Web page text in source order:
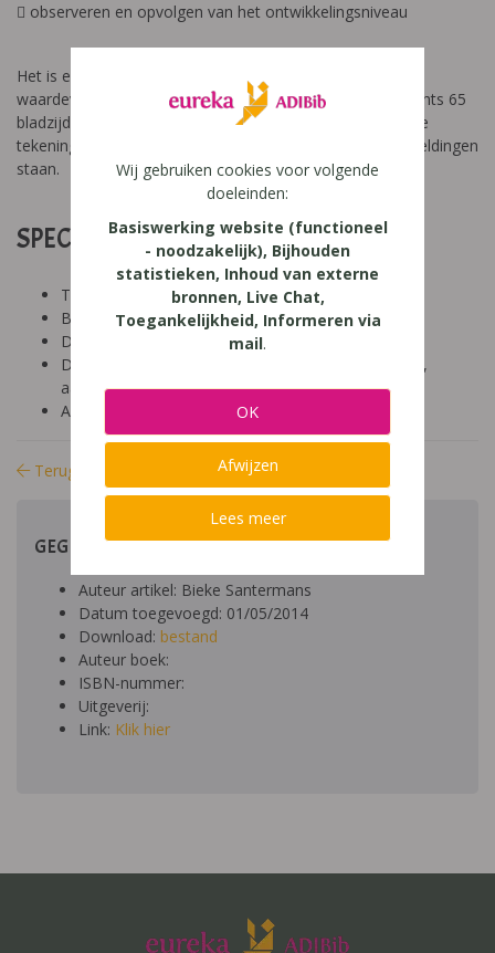
 observeren en opvolgen van het ontwikkelingsniveau
Het is een werk dat groeide uit de dagelijkse praktijk vol
waardevolle tips en heel wat achtergrondinformatie. Slechts 65
bladzijden makkelijk leesbare tekst, mooie foto’s en leuke
tekeningen. Er is ook een CD-ROM bij waarop al de afbeeldingen
staan.
SPECIFICATIES:
Tool: niet van toepassing
Besproken Leeftijd: kleuters (<6 jaar)
Diagnose:
Domein: leren studeren, organisatie klas en school,
aandacht en concentratie, intelligentie
Aard: praktisch
Terug naar bibliotheek
GEGEVENS
Auteur artikel: Bieke Santermans
Datum toegevoegd: 01/05/2014
Download: bestand
Auteur boek:
ISBN-nummer:
Uitgeverij:
Link: Klik hier
Wij gebruiken cookies voor volgende
doeleinden:
Basiswerking website (functioneel
- noodzakelijk), Bijhouden
statistieken, Inhoud van externe
bronnen, Live Chat,
Toegankelijkheid, Informeren via
mail.
OK
Afwijzen
Lees meer